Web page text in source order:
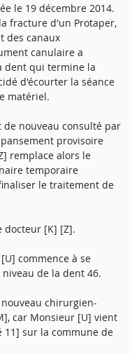
le 19 décembre 2014.
fracture d'un Protaper,
des canaux
canulaire a
dent qui termine la
d'écourter la séance
matériel.
de nouveau consulté par
provisoire
remplace alors le
temporaire
le traitement de
docteur [K] [Z].
commence à se
de la dent 46.
chirurgien-
car Monsieur [U] vient
11] sur la commune de